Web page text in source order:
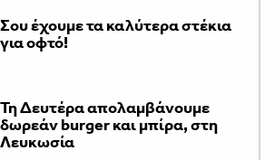
Σου έχουμε τα καλύτερα στέκια
για οφτό!
Τη Δευτέρα απολαμβάνουμε
δωρεάν burger και μπίρα, στη
Λευκωσία